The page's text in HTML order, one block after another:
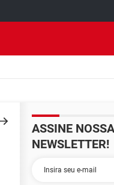
ASSINE NOSSA
NEWSLETTER!